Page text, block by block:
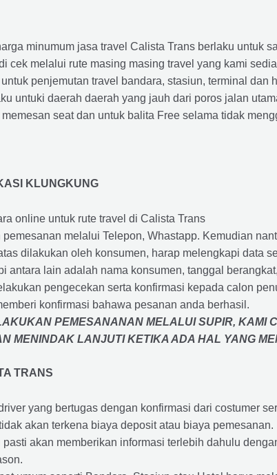
minumum jasa travel Calista Trans berlaku untuk
cek melalui rute masing masing travel yang kami
penjemutan travel bandara, stasiun, terminal
untuki daerah daerah yang jauh dari poros jalan
seat dan untuk balita Free selama tidak
KLUNGKUNG
online untuk rute travel di Calista Trans
melalui Telepon, Whastapp. Kemudian
dilakukan oleh konsumen, harap melengkapi data
antara lain adalah nama konsumen, tanggal
pengecekan serta konfirmasi kepada calon
konfirmasi bahawa pesanan anda berhasil.
PEMESANANAN MELALUI SUPIR, KAMI
MENINDAK LANJUTI KETIKA ADA HAL YANG
TRANS
yang bertugas dengan konfirmasi dari costumer
akan terkena biaya deposit atau biaya pemesanan.
akan memberikan informasi terlebih dahulu